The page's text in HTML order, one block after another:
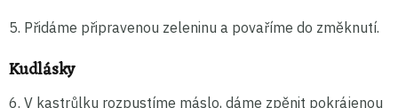
5. Přidáme připravenou zeleninu a povaříme do změknutí.
Kudlásky
6. V kastrůlku rozpustíme máslo, dáme zpěnit pokrájenou